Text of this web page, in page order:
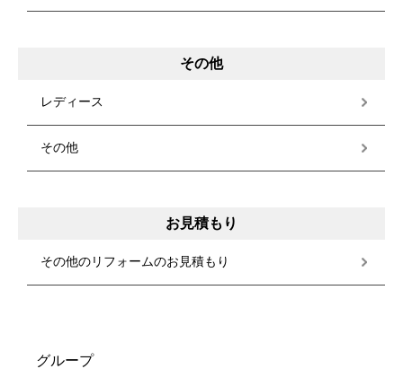
その他
レディース
その他
お見積もり
その他のリフォームのお見積もり
グループ